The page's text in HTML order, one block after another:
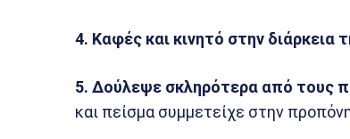
4. Καφές και κινητό στην διάρκεια
5. Δούλεψε σκληρότερα από τους
και πείσμα συμμετείχε στην